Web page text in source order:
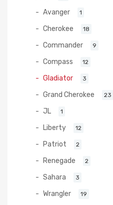
Avanger 1
Cherokee 18
Commander 9
Compass 12
Gladiator 3
Grand Cherokee 23
JL 1
Liberty 12
Patriot 2
Renegade 2
Sahara 3
Wrangler 19